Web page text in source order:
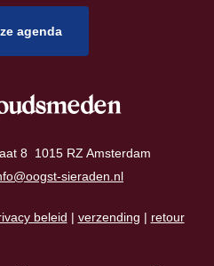
agenda
8 1015 RZ Amsterdam
sieraden.nl
beleid | verzending | retour